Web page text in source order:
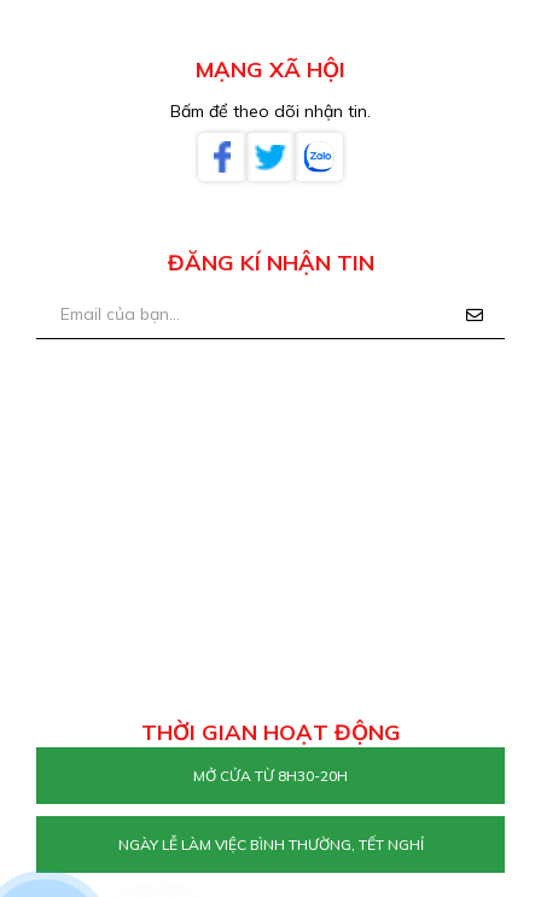
MẠNG XÃ HỘI
Bấm để theo dõi nhận tin.
ĐĂNG KÍ NHẬN TIN
THỜI GIAN HOẠT ĐỘNG
MỞ CỬA TỪ 8H30-20H
NGÀY LỄ LÀM VIỆC BÌNH THƯỜNG, TẾT NGHỈ